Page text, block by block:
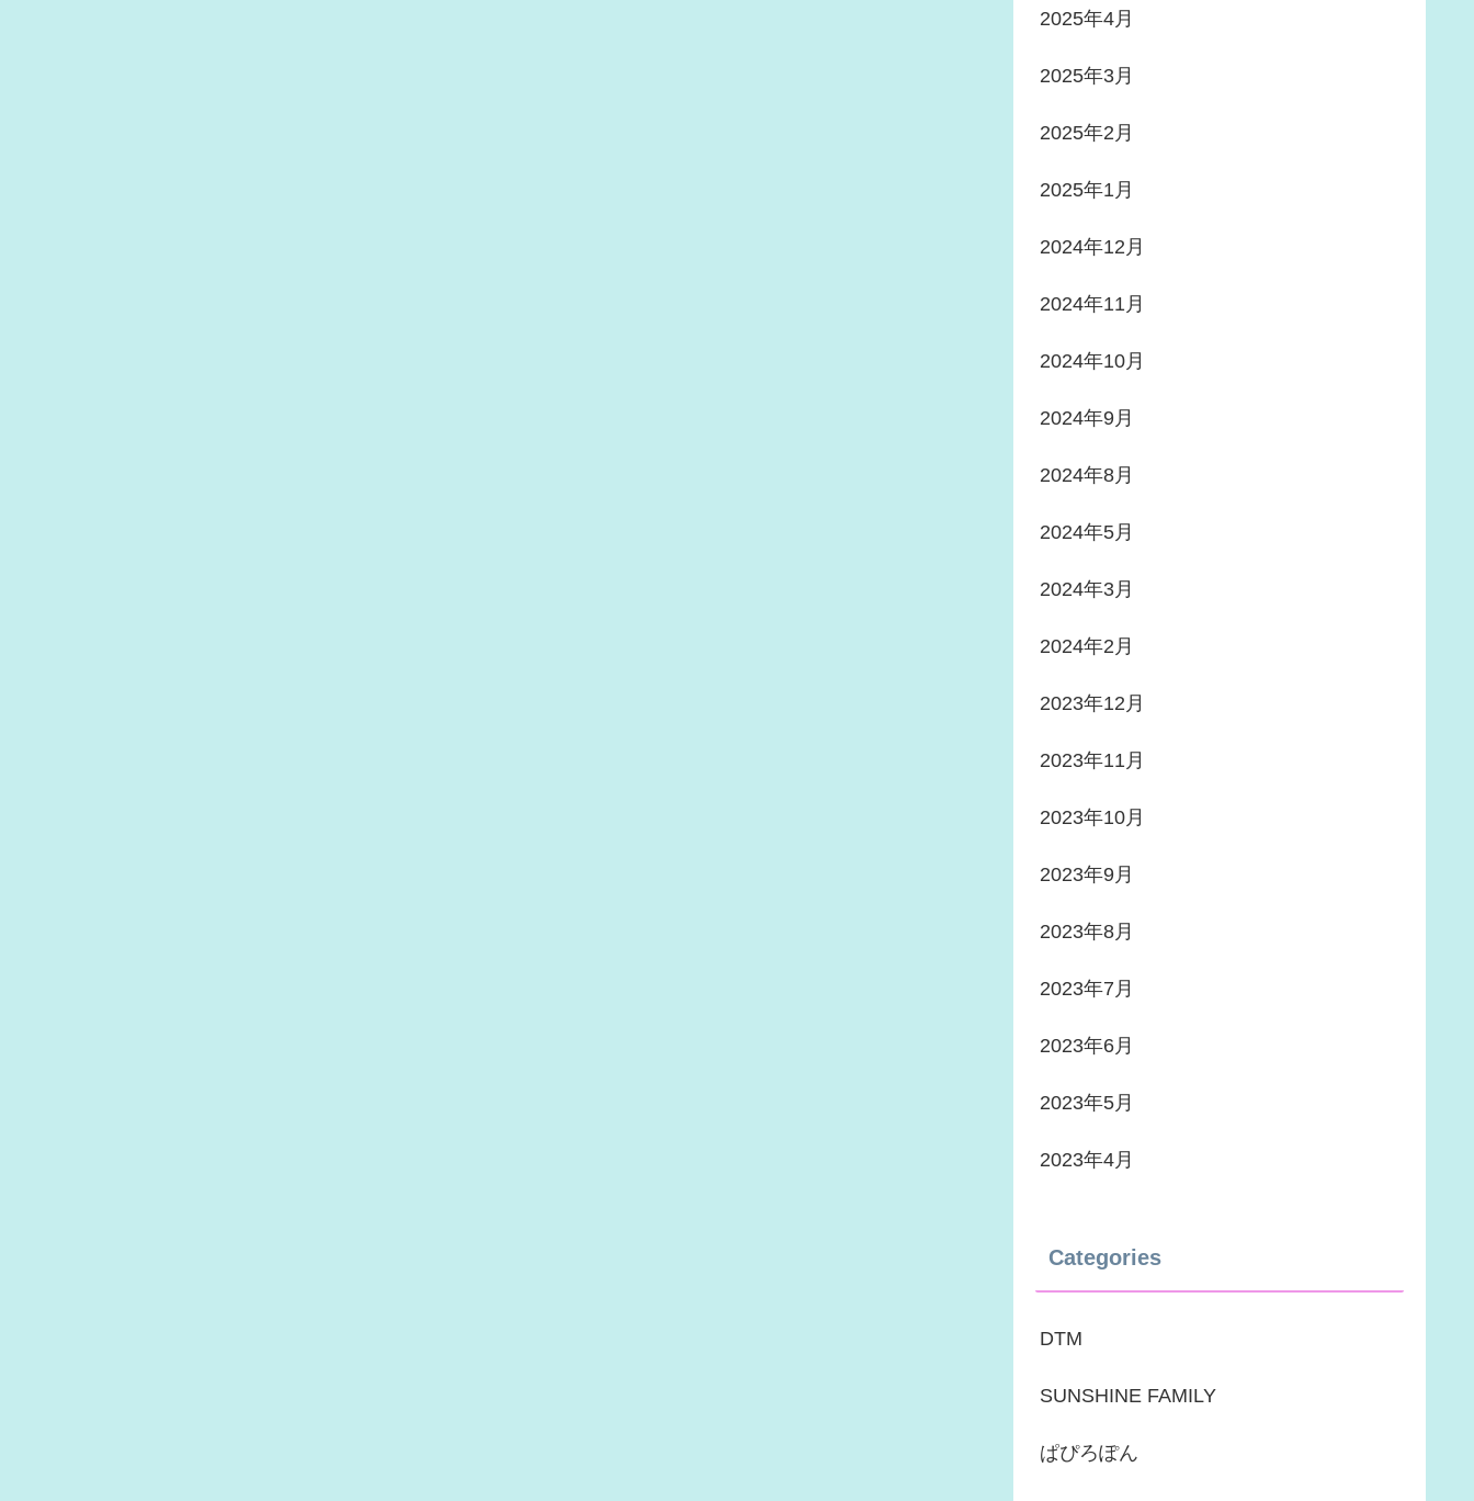
2025年4月
2025年3月
2025年2月
2025年1月
2024年12月
2024年11月
2024年10月
2024年9月
2024年8月
2024年5月
2024年3月
2024年2月
2023年12月
2023年11月
2023年10月
2023年9月
2023年8月
2023年7月
2023年6月
2023年5月
2023年4月
Categories
DTM
SUNSHINE FAMILY
ぱぴろぽん